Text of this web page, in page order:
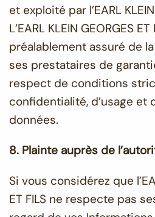
et exploité par l’EARL
L’EARL KLEIN GEORGES ET
préalablement assuré de
ses prestataires de
respect de conditions
confidentialité, d’usage et
données.
8. Plainte auprès de
Si vous considérez que
ET FILS ne respecte pas